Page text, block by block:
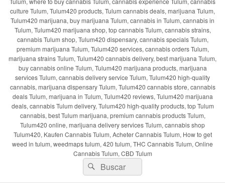
culture Tulum, Tulum420 products, Tulum cannabis deals, marijuana Tulum,
Tulum420 marijuana, buy marijuana Tulum, cannabis in Tulum, cannabis in
Tulum, Tulum420 marijuana shop, top cannabis Tulum, cannabis strains,
cannabis Tulum shop, Tulum420 dispensary, cannabis specials Tulum,
premium marijuana Tulum, Tulum420 services, cannabis orders Tulum,
marijuana strains Tulum, Tulum420 cannabis delivery, best marijuana Tulum,
buy cannabis online Tulum, Tulum420 marijuana products, marijuana
services Tulum, cannabis delivery service Tulum, Tulum420 high-quality
cannabis, marijuana dispensary Tulum, Tulum420 cannabis store, cannabis
deals Tulum, marijuana in Tulum, Tulum420 reviews, Tulum420 marijuana
deals, cannabis Tulum delivery, Tulum420 high-quality products, top Tulum
cannabis, best Tulum marijuana, premium cannabis products Tulum,
Tulum420 online, marijuana delivery services Tulum, cannabis shop
Tulum420, Kaufen Cannabis Tulum, Acheter Cannabis Tulum, How to get
weed in tulum, weedmaps tulum, 420 tulum, THC Cannabis Tulum, Online
Cannabis Tulum, CBD Tulum
Buscar
por:
Buscar